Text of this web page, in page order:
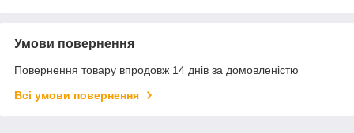
Умови повернення
Повернення товару впродовж 14 днів за домовленістю
Всі умови повернення